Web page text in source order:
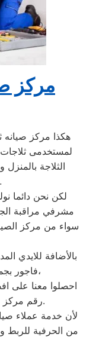
مركز
هكذا مركز
لمستخدمى
الثلاجة
الصيانه لثلاجات فاجور.
لكن نحن دائما
مشرفي مراقبة
سواء من مركز
بالأضافة للايدي
فاجور بجميع موديلاتها القديم منها والحديث،
احصلوا معنا على
رقم مركز صيانه فاجور المعتمد في السويس.
لأن خدمة عملاء
من الحرفية للربط